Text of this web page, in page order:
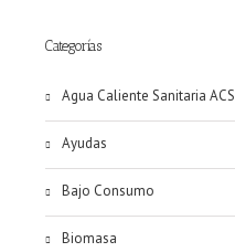
Categorías
Agua Caliente Sanitaria ACS
Ayudas
Bajo Consumo
Biomasa